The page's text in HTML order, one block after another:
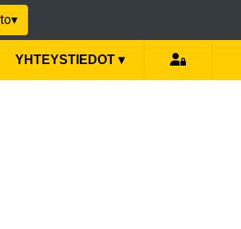
▾
YHTEYSTIEDOT ▾